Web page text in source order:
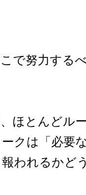
で努力する
ほとんどル
クは「必要
われるかど